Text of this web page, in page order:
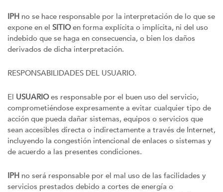
IPH no se hace responsable por la interpretación de lo que se
expone en el SITIOen forma explícita o implícita, ni del uso
indebido que se haga en consecuencia, o bien los daños
derivados de dicha interpretación.
RESPONSABILIDADES DEL USUARIO.
El USUARIOes responsable por el buen uso del servicio,
comprometiéndose expresamente a evitar cualquier tipo de
acción que pueda dañar sistemas, equipos o servicios que
sean accesibles directa o indirectamente a través de Internet,
incluyendo la congestión intencional de enlaces o sistemas y
de acuerdo a las presentes condiciones.
IPH no será responsable por el mal uso de las facilidades y
servicios prestados debido a cortes de energía o